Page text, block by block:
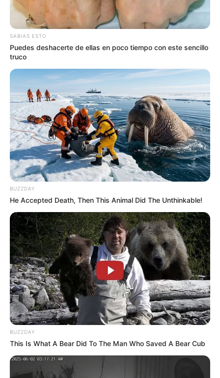
La Alcaldía de San Gil confirmó que desde este lunes 1 de
junio se retomarán los trabajos de mantenimiento en el
viales del municipio. La intervención estará enfocada en
elementos fundamentales para garantizar la estabilidad y
durabilidad de la estructura.
De acuerdo con el comunicado oficial emitido por la
Administración Municipal y las declaraciones entregadas
por el secretario de Tránsito,Héctor Ardila Sandoval, las
labores se desarrollarán en horario nocturno, entre las
9:00 de la noche y las 5:00 de la mañana, con el
propósito de reducir las afectaciones a estudiantes,
trabajadores y usuarios que utilizan diariamente este
corredor vial.
LEA TAMBIÉN
Abren convocatoria para actualizar
la Plataforma Municipal de
Juventudes de San Gil
SABIAS ESTO
Puedes deshacerte de ellas en poco tiempo con este sencillo
truco
BUZZDAY
He Accepted Death, Then This Animal Did The Unthinkable!
BUZZDAY
This Is What A Bear Did To The Man Who Saved A Bear Cub